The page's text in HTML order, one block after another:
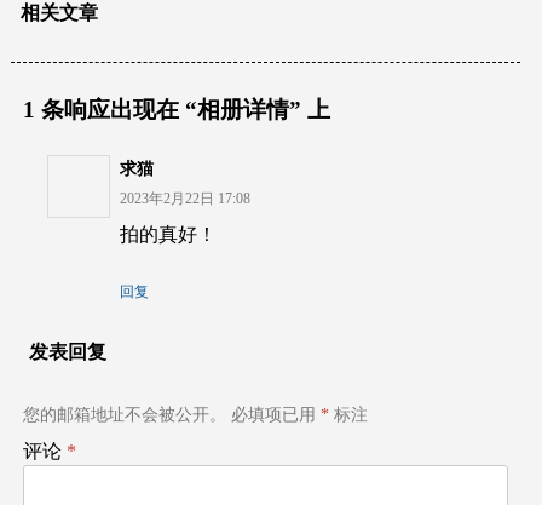
相关文章
1 条响应出现在 “相册详情” 上
求猫
2023年2月22日 17:08
拍的真好！
回复
发表回复
您的邮箱地址不会被公开。 必填项已用 *标注
评论 *